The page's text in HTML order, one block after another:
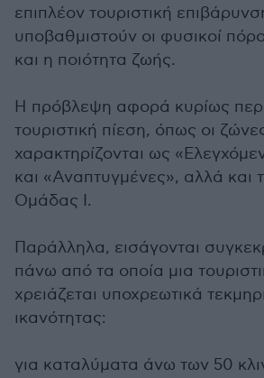
επιπλέον τουριστική
υποβαθμιστούν οι φυσικοί
και η ποιότητα ζωής.
Η πρόβλεψη αφορά κυρίως
τουριστική πίεση, όπως οι
χαρακτηρίζονται ως
και «Αναπτυγμένες», αλλά και
Ομάδας Ι.
Παράλληλα, εισάγονται
πάνω από τα οποία μια
χρειάζεται υποχρεωτικά
ικανότητας:
για καταλύματα άνω των 50